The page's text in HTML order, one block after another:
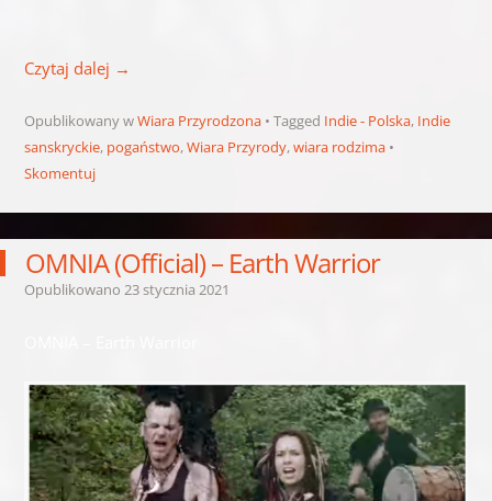
Czytaj dalej →
Opublikowany wWiara Przyrodzona Tagged Indie - Polska, Indie
sanskryckie, pogaństwo,Wiara Przyrody,wiara rodzima
Skomentuj
OMNIA (Official) – Earth Warrior
Opublikowano 23 stycznia 2021